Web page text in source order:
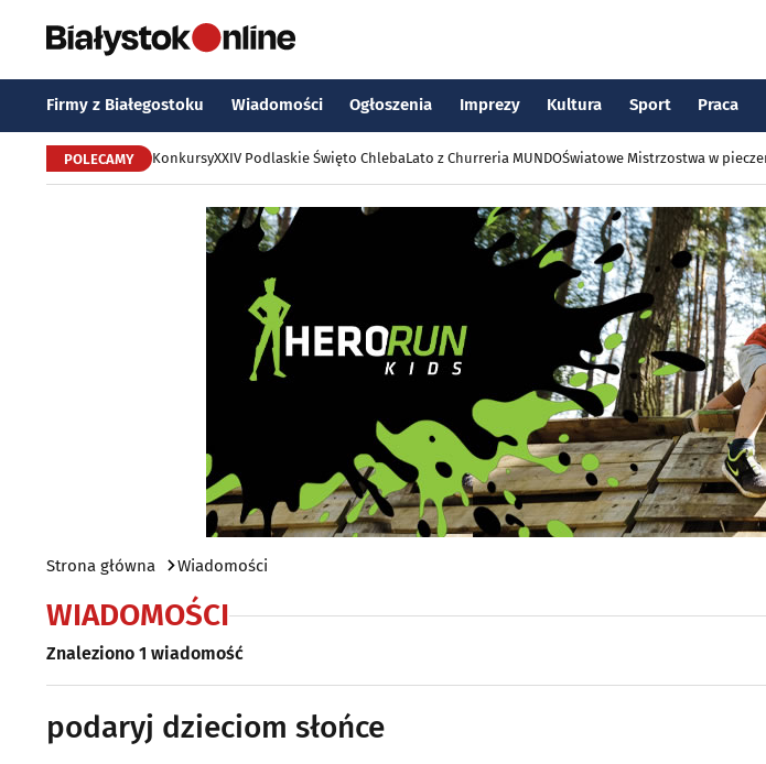
Firmy z Białegostoku Wiadomości Ogłoszenia Imprezy Kultura Sport Praca
POLECAMY KonkursyXXIV Podlaskie Święto ChlebaLato z Churreria MUNDOŚwiatowe Mistrzostwa w
Strona główna Wiadomości
WIADOMOŚCI
Znaleziono 1 wiadomość
podaryj dzieciom słońce